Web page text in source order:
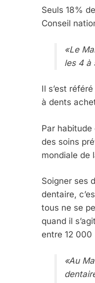
Seuls 18%
Conseil
«Le
les 4 à
Il s’est
à dents
Par
des soins
mondiale de
Soigner ses
dentaire,
tous ne se
quand il
entre 12 000
«Au